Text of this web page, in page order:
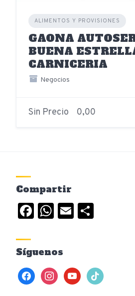
ALIMENTOS Y PROVISIONES
GAONA
BUENA
CARNICERIA
Negocios
Sin Precio 0,00
Compartir
Facebook
WhatsApp
Email
Síguenos
facebookinstagramyoutubetiktok